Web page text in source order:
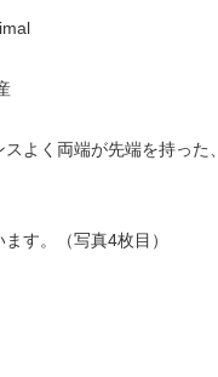
よく両端が先端を持った、
す。（写真4枚目）